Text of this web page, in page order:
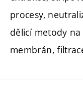
procesy,
dělicí metody
membrán,